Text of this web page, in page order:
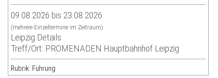
09.08.2026 bis 23.08.2026
(mehrere Einzeltermine im Zeitraum)
Leipzig Details
Treff/Ort: PROMENADEN Hauptbahnhof Leipzig
Rubrik: Führung